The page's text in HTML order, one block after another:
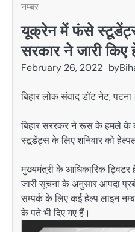
नम्बर
यूक्रेन में फंसे स्टूडेंट्स
सरकार ने जारी किए
February 26, 2022 by
बिहार लोक संवाद डॉट नेट, पटना।
बिहार सररकर ने रूस के हमले के
स्टूडेंट्स के लिए शनिवार को
मुख्यमंत्री के आधिकारिक
जारी सूचना के अनुसार आपदा
सम्पर्क के लिए कई हेल्प लाइन
के पते भी दिए गए हैं।